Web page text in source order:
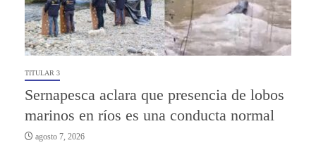
TITULAR 3
Sernapesca aclara que presencia de lobos
marinos en ríos es una conducta normal
agosto 7, 2026